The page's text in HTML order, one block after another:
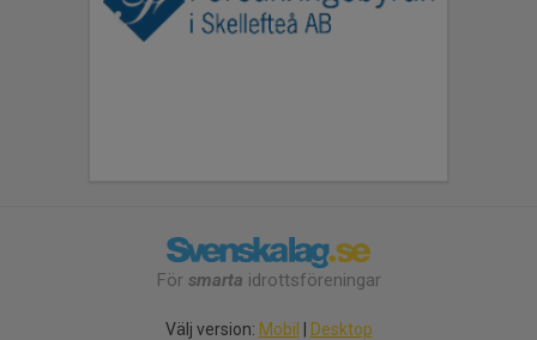
För smarta idrottsföreningar
Välj version: Mobil | Desktop